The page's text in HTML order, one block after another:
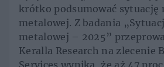
krótko podsumować sytuację
metalowej. Z badania
metalowej – 2025”
Keralla Research na zlecenie